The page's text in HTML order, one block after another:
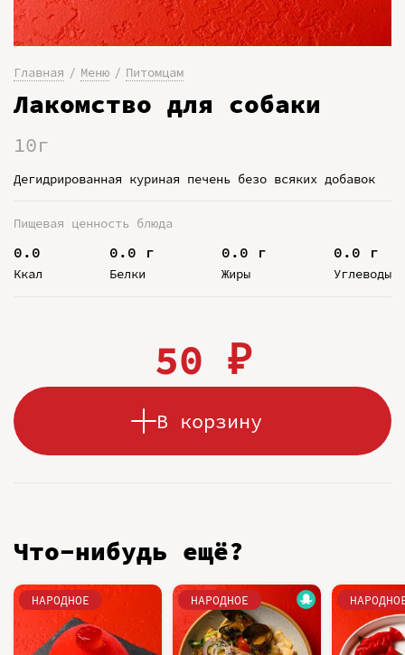
Главная Меню Питомцам
Лакомство для собаки
10г
Дегидрированная куриная печень безо всяких добавок
Пищевая ценность блюда
0.0
Ккал
0.0 г
Белки
0.0 г
Жиры
0.0 г
Углеводы
50 ₽
В корзину
Что-нибудь ещё?
НАРОДНОЕ НАРОДНОЕ